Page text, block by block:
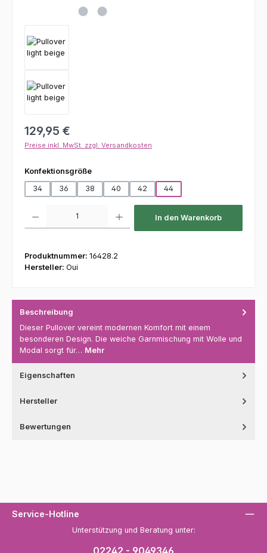
Regulärer Preis:
129,95 €
Preise inkl. MwSt. zzgl. Versandkosten
Konfektionsgrößeauswählen
34
36 38 40 42 44
In den Warenkorb
Produktnummer: 16428.2
Hersteller: Oui
Beschreibung
Dieser Pullover vereint modernen Komfort mit einem
besonderen Design. Die weiche Garnmischung mit Wolle und
Modal sorgt für… Mehr
Eigenschaften
Hersteller
Bewertungen
Service-Hotline
Unterstützung und Beratung unter:
02242 - 9049346